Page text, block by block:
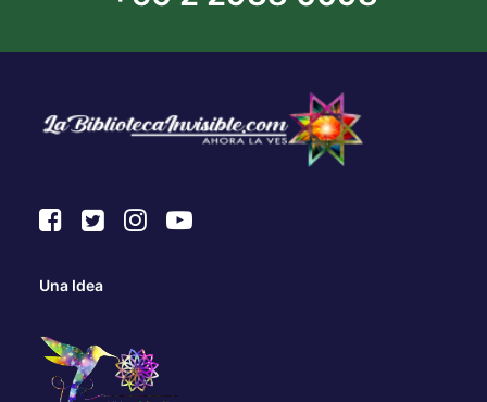
Una Idea